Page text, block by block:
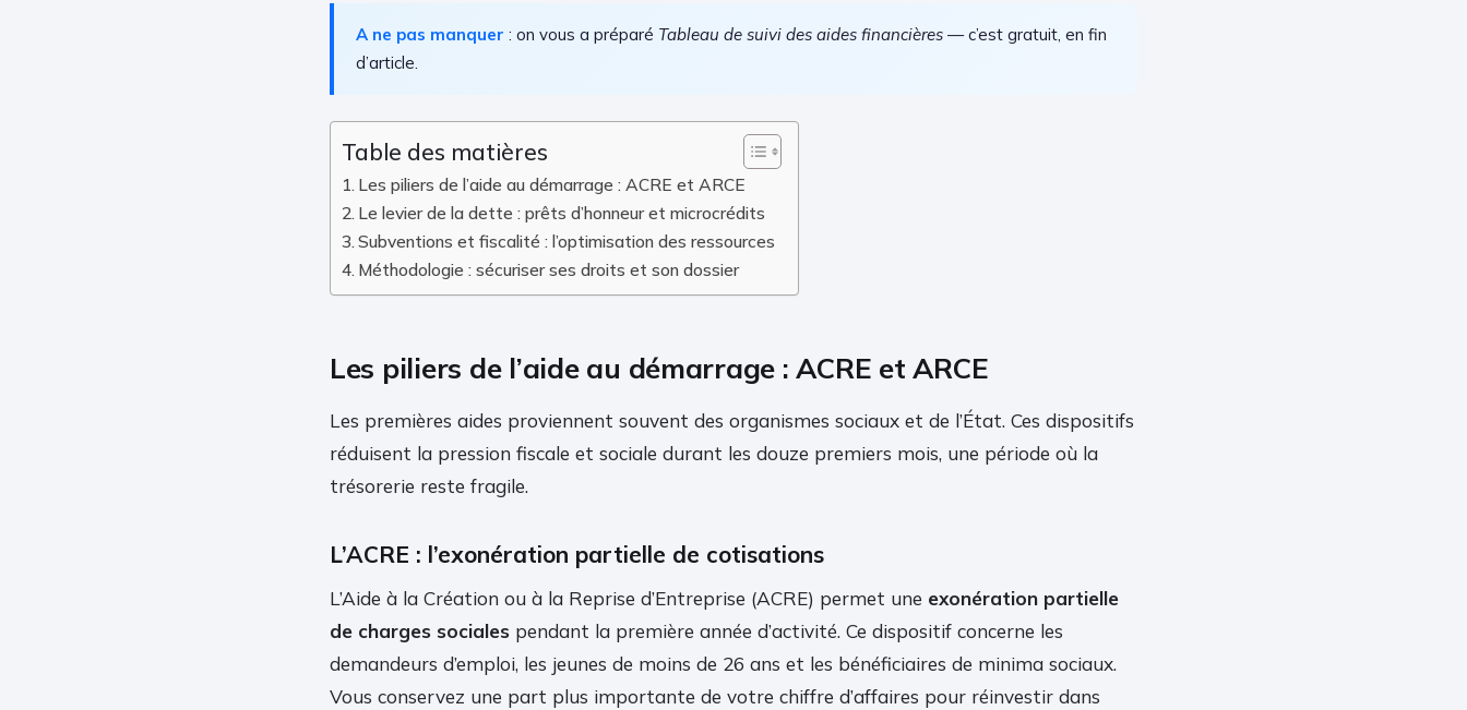
A ne pas manquer : on vous a préparé Tableau de suivi des aides financières — c’est gratuit, en fin
d’article.
Table des matières
Les piliers de l’aide au démarrage : ACRE et ARCE
Le levier de la dette : prêts d’honneur et microcrédits
Subventions et fiscalité : l’optimisation des ressources
Méthodologie : sécuriser ses droits et son dossier
Les piliers de l’aide au démarrage : ACRE et ARCE
Les premières aides proviennent souvent des organismes sociaux et de l’État. Ces dispositifs
réduisent la pression fiscale et sociale durant les douze premiers mois, une période où la
trésorerie reste fragile.
L’ACRE : l’exonération partielle de cotisations
L’Aide à la Création ou à la Reprise d’Entreprise (ACRE) permet une exonération partielle
de charges sociales pendant la première année d’activité. Ce dispositif concerne les
demandeurs d’emploi, les jeunes de moins de 26 ans et les bénéficiaires de minima sociaux.
Vous conservez une part plus importante de votre chiffre d’affaires pour réinvestir dans